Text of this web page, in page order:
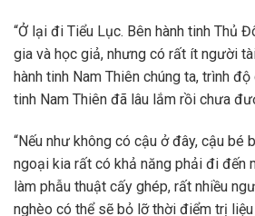
“Ở lại đi Tiểu Lục. Bên hành tinh Thủ
gia và học giả, nhưng có rất ít người
hành tinh Nam Thiên chúng ta, trình
tinh Nam Thiên đã lâu lắm rồi chưa
“Nếu như không có cậu ở đây, cậu bé
ngoại kia rất có khả năng phải đi đến
làm phẫu thuật cấy ghép, rất nhiều
nghèo có thể sẽ bỏ lỡ thời điểm trị